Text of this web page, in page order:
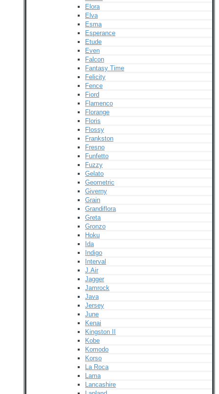
Elora
Elva
Esma
Esperance
Etude
Even
Falcon
Fantasy Time
Felicity
Fence
Fiord
Flamenco
Florange
Floris
Flossy
Frankston
Fresno
Funfetto
Fuzzy
Gelato
Geometric
Giverny
Grain
Grandiflora
Greta
Gronzo
Hoku
Ida
Indigo
Interval
J.Air
Jagger
Jamrock
Java
Jersey
June
Kenai
Kingston II
Kobe
Komodo
Korso
La Roca
Lama
Lancashire